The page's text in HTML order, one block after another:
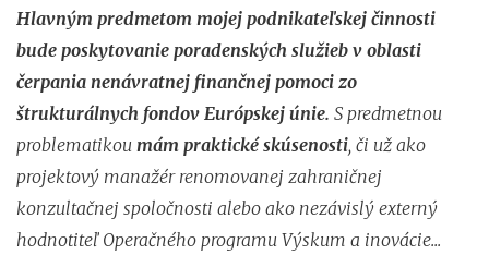
Hlavným predmetom mojej podnikateľskej činnosti
bude poskytovanie poradenských služieb v oblasti
čerpania nenávratnej finančnej pomoci zo
štrukturálnych fondov Európskej únie. S predmetnou
problematikou mám praktické skúsenosti, či už ako
projektový manažér renomovanej zahraničnej
konzultačnej spoločnosti alebo ako nezávislý externý
hodnotiteľ Operačného programu Výskum a inovácie...